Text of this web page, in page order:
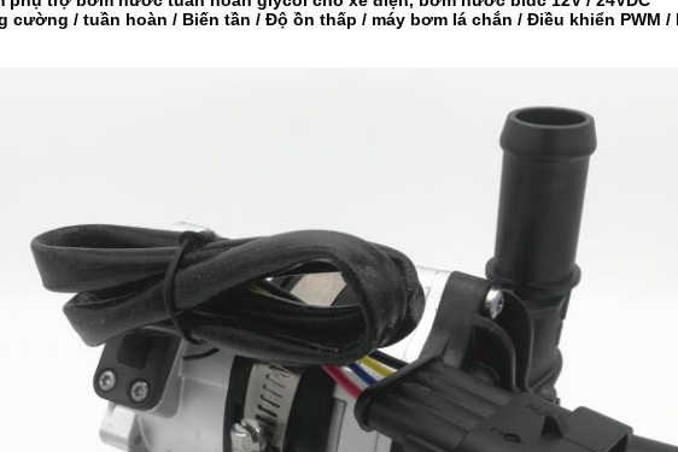
cường / tuần hoàn / Biến tần / Độ ồn thấp / máy bơm lá chắn / Điều khiển PWM /